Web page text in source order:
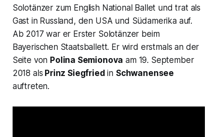
Solotänzer zum English National Ballet und trat als
Gast in Russland, den USA und Südamerika auf.
Ab 2017 war er Erster Solotänzer beim
Bayerischen Staatsballett. Er wird erstmals an der
Seite von Polina Semionova am 19. September
2018 als Prinz Siegfried in Schwanensee
auftreten.